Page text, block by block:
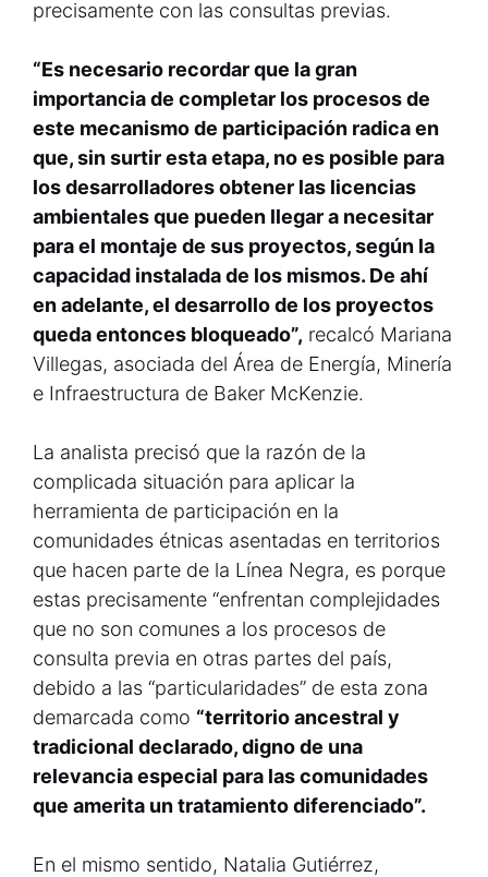
precisamente con las consultas previas.
“Es necesario recordar que la gran
importancia de completar los procesos de
este mecanismo de participación radica en
que, sin surtir esta etapa, no es posible para
los desarrolladores obtener las licencias
ambientales que pueden llegar a necesitar
para el montaje de sus proyectos, según la
capacidad instalada de los mismos. De ahí
en adelante, el desarrollo de los proyectos
queda entonces bloqueado”, recalcó Mariana
Villegas, asociada del Área de Energía, Minería
e Infraestructura de Baker McKenzie.
La analista precisó que la razón de la
complicada situación para aplicar la
herramienta de participación en la
comunidades étnicas asentadas en territorios
que hacen parte de la Línea Negra, es porque
estas precisamente “enfrentan complejidades
que no son comunes a los procesos de
consulta previa en otras partes del país,
debido a las “particularidades” de esta zona
demarcada como “territorio ancestral y
tradicional declarado, digno de una
relevancia especial para las comunidades
que amerita un tratamiento diferenciado”.
En el mismo sentido, Natalia Gutiérrez,